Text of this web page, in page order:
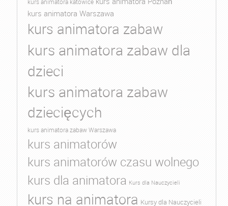
kurs animatora katowice
kurs animatora Warszawa
kurs animatora zabaw
kurs animatora zabaw dla
dzieci
kurs animatora zabaw
dziecięcych
kurs animatora zabaw Warszawa
kurs animatorów
kurs animatorów czasu wolnego
kurs dla animatora Kurs dla Nauczycieli
kurs na animatora Kursy dla Nauczycieli